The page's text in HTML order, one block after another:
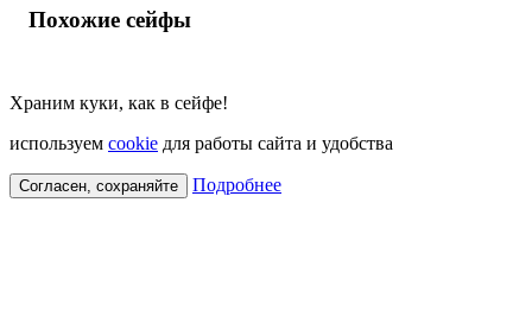
Похожие сейфы
Храним куки, как в сейфе!
используем cookie для работы сайта и удобства
Согласен, сохраняйте Подробнее